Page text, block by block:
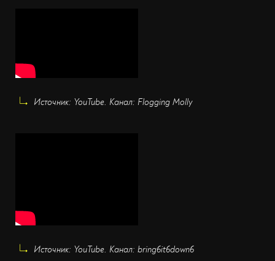
Источник: YouTube. Канал: Flogging Molly
Источник: YouTube. Канал: bring6it6down6